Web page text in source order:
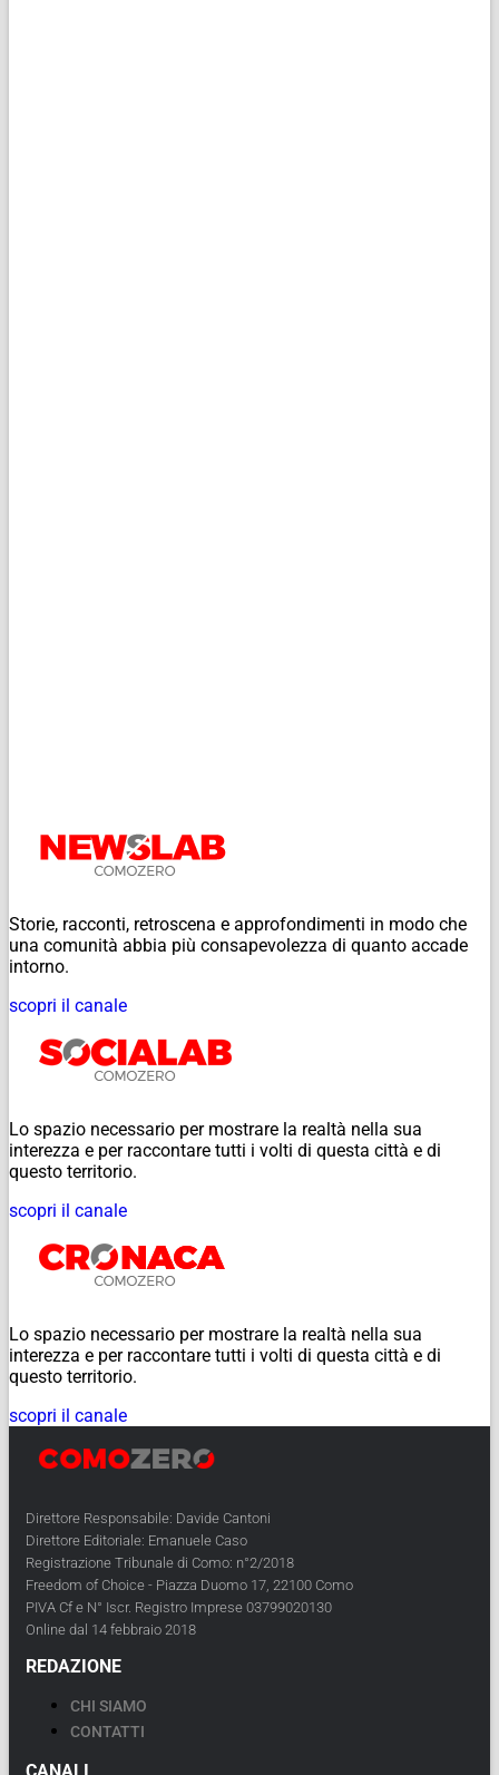
Storie, racconti, retroscena e approfondimenti in modo che
una comunità abbia più consapevolezza di quanto accade
intorno.
scopri il canale
Lo spazio necessario per mostrare la realtà nella sua
interezza e per raccontare tutti i volti di questa città e di
questo territorio.
scopri il canale
Lo spazio necessario per mostrare la realtà nella sua
interezza e per raccontare tutti i volti di questa città e di
questo territorio.
scopri il canale
Direttore Responsabile: Davide Cantoni
Direttore Editoriale: Emanuele Caso
Registrazione Tribunale di Como: n°2/2018
Freedom of Choice - Piazza Duomo 17, 22100 Como
PIVA Cf e N° Iscr. Registro Imprese 03799020130
Online dal 14 febbraio 2018
REDAZIONE
CHI SIAMO
CONTATTI